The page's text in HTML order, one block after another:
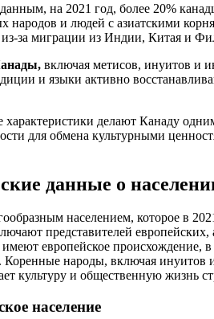
на 2021 год, более 20%
народов и людей с азиатскими
из-за миграции из Индии, Китая и
включая метисов, инуитов и
и языки активно
характеристики делают Канаду
для обмена культурными
данные о
населением, которое в
представителей
имеют европейское происхождение,
Коренные народы, включая инуитов
культуру и общественную жизнь
население